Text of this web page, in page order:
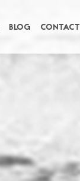
BLOG CONTACT